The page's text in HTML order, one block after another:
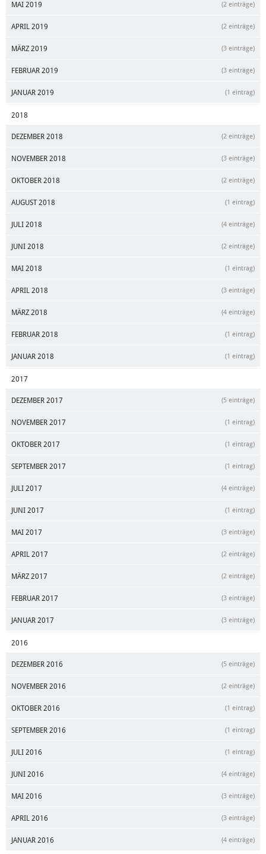
MAI 2019 (2 einträge)
APRIL 2019 (2 einträge)
MÄRZ 2019 (3 einträge)
FEBRUAR 2019 (3 einträge)
JANUAR 2019 (1 eintrag)
2018
DEZEMBER 2018 (2 einträge)
NOVEMBER 2018 (3 einträge)
OKTOBER 2018 (2 einträge)
AUGUST 2018 (1 eintrag)
JULI 2018 (4 einträge)
JUNI 2018 (2 einträge)
MAI 2018 (1 eintrag)
APRIL 2018 (3 einträge)
MÄRZ 2018 (4 einträge)
FEBRUAR 2018 (1 eintrag)
JANUAR 2018 (1 eintrag)
2017
DEZEMBER 2017 (5 einträge)
NOVEMBER 2017 (1 eintrag)
OKTOBER 2017 (1 eintrag)
SEPTEMBER 2017 (1 eintrag)
JULI 2017 (4 einträge)
JUNI 2017 (1 eintrag)
MAI 2017 (3 einträge)
APRIL 2017 (2 einträge)
MÄRZ 2017 (2 einträge)
FEBRUAR 2017 (3 einträge)
JANUAR 2017 (3 einträge)
2016
DEZEMBER 2016 (5 einträge)
NOVEMBER 2016 (2 einträge)
OKTOBER 2016 (1 eintrag)
SEPTEMBER 2016 (1 eintrag)
JULI 2016 (1 eintrag)
JUNI 2016 (4 einträge)
MAI 2016 (3 einträge)
APRIL 2016 (3 einträge)
JANUAR 2016 (4 einträge)